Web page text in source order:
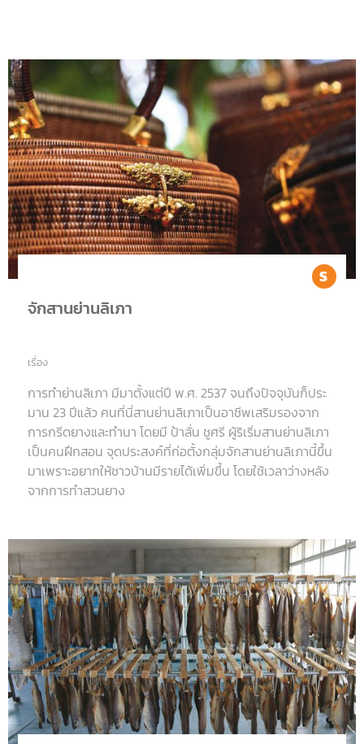
จักสานย่านลิเภา
เรื่อง
การทำย่านลิเภา มีมาตั้งแต่ปี พ.ศ. 2537 จนถึงปัจจุบันก็ประ
มาน 23 ปีแล้ว คนที่นี่สานย่านลิเภาเป็นอาชีพเสริมรองจาก
การกรีดยางและทำนา โดยมี ป้าลั่น ชูศรี ผู้ริเริ่มสานย่านลิเภา
เป็นคนฝึกสอน จุดประสงค์ที่ก่อตั้งกลุ่มจักสานย่านลิเภานี้ขึ้น
มาเพราะอยากให้ชาวบ้านมีรายได้เพิ่มขึ้น โดยใช้เวลาว่างหลัง
จากการทำสวนยาง